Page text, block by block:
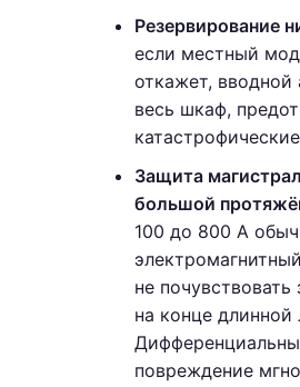
Резервирование
если местный
откажет, вводной
весь шкаф,
Защита
большой
100 до 800 А
не
на конце длинной
повреждение